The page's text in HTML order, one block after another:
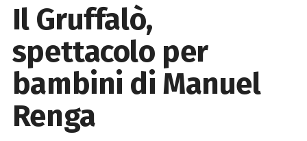
Il Gruffalò,
spettacolo per
bambini di Manuel
Renga